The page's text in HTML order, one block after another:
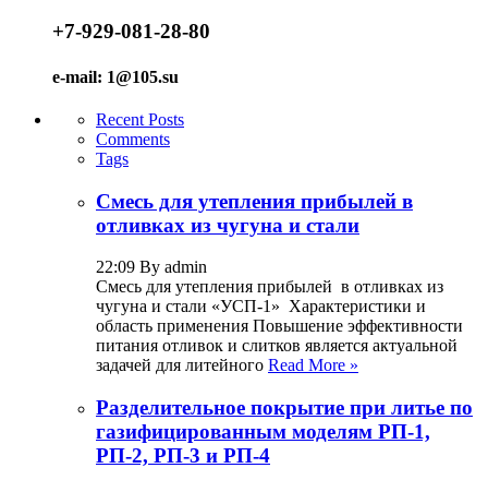
+7-929-081-28-80
e-mail: 1@105.su
Recent Posts
Comments
Tags
Смесь для утепления прибылей в
отливках из чугуна и стали
22:09 By admin
Смесь для утепления прибылей в отливках из
чугуна и стали «УСП-1» Характеристики и
область применения Повышение эффективности
питания отливок и слитков является актуальной
задачей для литейного Read More »
Разделительное покрытие при литье по
газифицированным моделям РП-1,
РП-2, РП-3 и РП-4